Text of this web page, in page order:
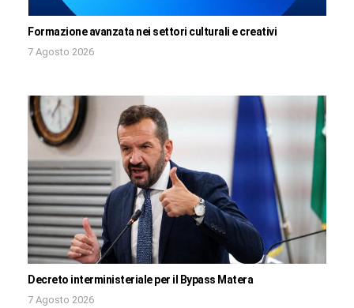
Formazione avanzata nei settori culturali e creativi
7 Agosto 2026
Decreto interministeriale per il Bypass Matera
7 Agosto 2026